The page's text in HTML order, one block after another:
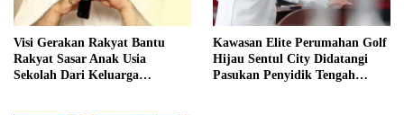
Visi Gerakan Rakyat Bantu
Rakyat Sasar Anak Usia
Sekolah Dari Keluarga
Kawasan Elite Perumahan Golf
Hijau Sentul City Didatangi
Pasukan Penyidik Tengah